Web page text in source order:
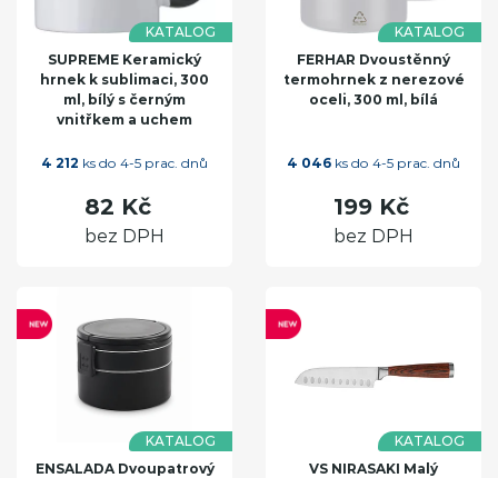
KATALOG
SUPREME Keramický
hrnek k sublimaci, 300
ml, bílý s černým
vnitřkem a uchem
4 212 ks do 4-5 prac. dnů
82 Kč
bez DPH
KATALOG
FERHAR Dvoustěnný
termohrnek z nerezové
oceli, 300 ml, bílá
4 046 ks do 4-5 prac. dnů
199 Kč
bez DPH
KATALOG
ENSALADA Dvoupatrový
KATALOG
VS NIRASAKI Malý